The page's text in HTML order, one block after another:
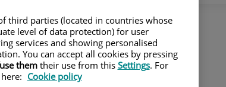
third parties (located in countries whose
level of data protection) for user
services and showing personalised
You can accept all cookies by pressing
themtheir use from this Settings. For
Cookie policy